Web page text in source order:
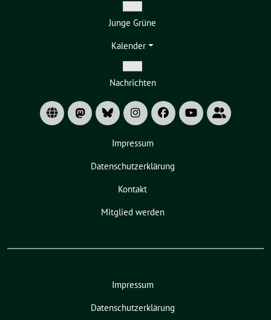
Zeige
Untermenü
Junge Grüne
Kalender
Zeige
Untermenü
Nachrichten
Impressum
Datenschutzerklärung
Kontakt
Mitglied werden
Impressum
Datenschutzerklärung